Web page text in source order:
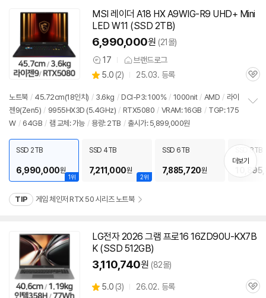
MSI 레이더 A18 HX A9WIG-R9 UHD+ Mini
LED W11 (SSD 2TB)
6,990,000원 (21몰)
상
품
견
17 브랜드로그
별
점
5.0 (상
리
뷰
2) 25.03. 등록
관
노트북 / 45.72cm(18인치) / 3.6kg / DCI-P3: 100% / 1000nit / AMD / 라이
젠9(Zen5) / 9955HX3D (5.4GHz) / RTX5080 / VRAM: 16GB / TGP: 175
W / 64GB / 램 교체: 가능 / 용량: 2TB / 출시가: 5,899,000원
치
기
1위
SSD 2TB
6,990,000원
2위
SSD 4TB
7,211,000원
SSD 6TB
7,885,720원
SSD 8TB
더보기
TIP 게임 체인저 RTX 50 시리즈 노트북
LG전자 2026 그램 프로16 16ZD90U-KX7B
K (SSD 512GB)
3,110,740원 (82몰)
별
5.0 (상
3) 26.02. 등록
관